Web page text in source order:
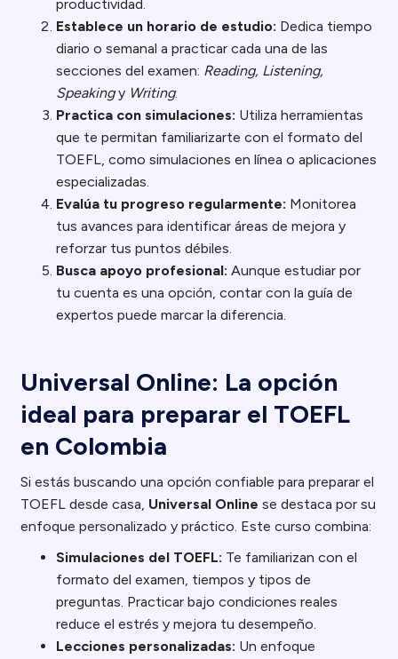
productividad.
Establece un horario de estudio: Dedica tiempo
diario o semanal a practicar cada una de las
secciones del examen: Reading, Listening,
Speakingy Writing.
Practica con simulaciones: Utiliza herramientas
que te permitan familiarizarte con el formato del
TOEFL, como simulaciones en línea o aplicaciones
especializadas.
Evalúa tu progreso regularmente: Monitorea
tus avances para identificar áreas de mejora y
reforzar tus puntos débiles.
Busca apoyo profesional: Aunque estudiar por
tu cuenta es una opción, contar con la guía de
expertos puede marcar la diferencia.
Universal Online: La opción
ideal para preparar el TOEFL
en Colombia
Si estás buscando una opción confiable para preparar el
TOEFL desde casa, Universal Online se destaca por su
enfoque personalizado y práctico. Este curso combina:
Simulaciones del TOEFL: Te familiarizan con el
formato del examen, tiempos y tipos de
preguntas. Practicar bajo condiciones reales
reduce el estrés y mejora tu desempeño.
Lecciones personalizadas: Un enfoque